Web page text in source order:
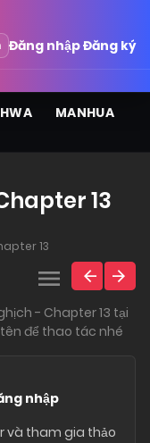
Đăng nhậpĐăng ký
MANHUA
13
13
- Chapter 13 tại
để thao tác nhé
nhập
và tham gia thảo